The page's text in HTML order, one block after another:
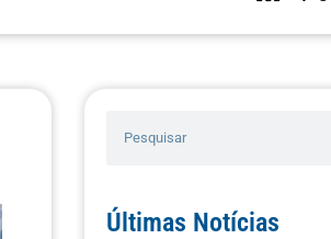
Últimas Notícias